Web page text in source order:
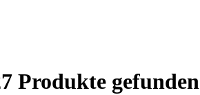
Produkte gefunden